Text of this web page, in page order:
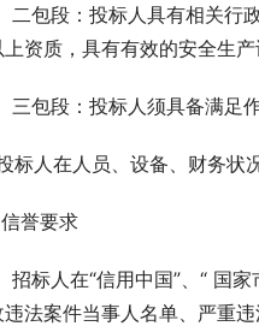
包段：投标人具有相关行
上资质，具有有效的安全生产
包段：投标人须具备满足
标人在人员、设备、财务状
誉要求
标人在“信用中国”、“ 国
违法案件当事人名单、严重